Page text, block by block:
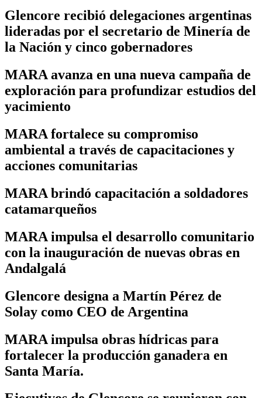
Glencore recibió delegaciones argentinas
lideradas por el secretario de Minería de
la Nación y cinco gobernadores
MARA avanza en una nueva campaña de
exploración para profundizar estudios del
yacimiento
MARA fortalece su compromiso
ambiental a través de capacitaciones y
acciones comunitarias
MARA brindó capacitación a soldadores
catamarqueños
MARA impulsa el desarrollo comunitario
con la inauguración de nuevas obras en
Andalgalá
Glencore designa a Martín Pérez de
Solay como CEO de Argentina
MARA impulsa obras hídricas para
fortalecer la producción ganadera en
Santa María.